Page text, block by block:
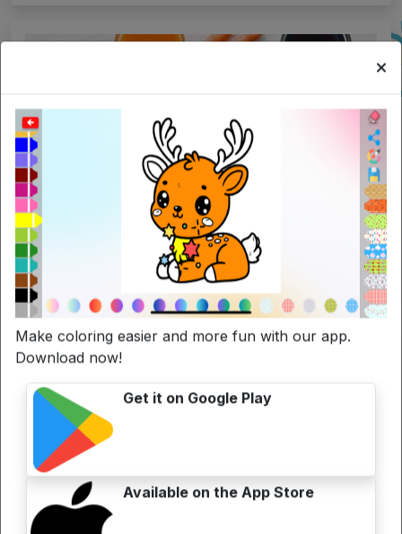
I migliori alimenti per la mente per la colorazione
creativa
Make coloring easier and more fun with our app.
Download now!
Get it on Google Play
Available on the App Store